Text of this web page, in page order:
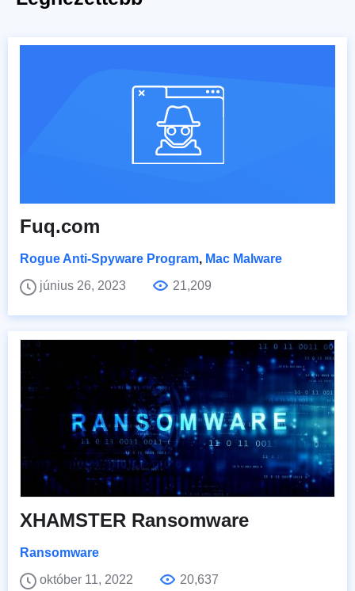
Fuq.com
Rogue Anti-Spyware Program, Mac Malware
június 26, 2023
21,209
XHAMSTER Ransomware
Ransomware
október 11, 2022
20,637